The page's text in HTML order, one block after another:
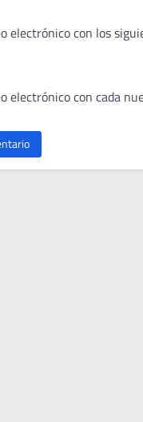
electrónico con los
electrónico con cada